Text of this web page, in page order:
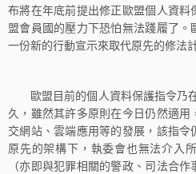
布將在年底前提出修正歐盟個人資
盟會員國的壓力下恐怕無法踐履了
一份新的行動宣示來取代原先的修法
歐盟目前的個人資料保護指令乃
久，雖然其許多原則在今日仍然適用
交網站、雲端應用等的發展，該指
原先的架構下，執委會也無法介入
（亦即與犯罪相關的警政、司法合